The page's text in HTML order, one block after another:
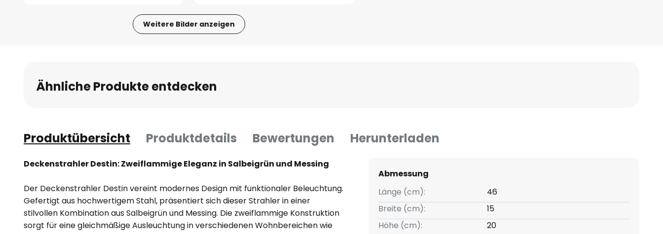
Weitere Bilder anzeigen
Bildgalerie
springen
Ähnliche Produkte entdecken
Produktübersicht Produktdetails Bewertungen Herunterladen
Deckenstrahler Destin: Zweiflammige Eleganz in Salbeigrün und Messing
Der Deckenstrahler Destin vereint modernes Design mit funktionaler Beleuchtung.
Gefertigt aus hochwertigem Stahl, präsentiert sich dieser Strahler in einer
stilvollen Kombination aus Salbeigrün und Messing. Die zweiflammige Konstruktion
sorgt für eine gleichmäßige Ausleuchtung in verschiedenen Wohnbereichen wie
Abmessung
Länge (cm):
46
Breite (cm):
15
Höhe (cm):
20